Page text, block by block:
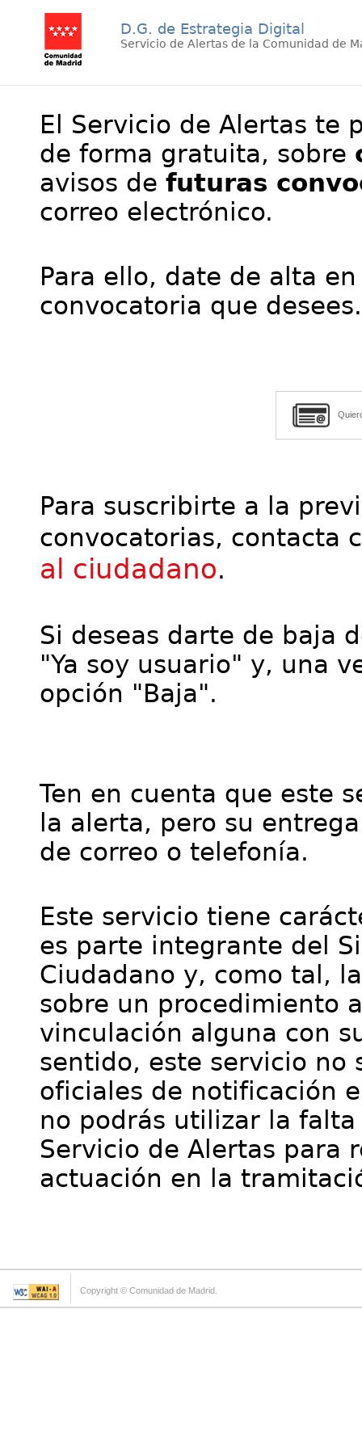
D.G. de Estrategia Digital
Servicio de Alertas de la Comunidad de
El Servicio de Alertas te
de forma gratuita, sobre
avisos de futuras
correo electrónico.
Para ello, date de alta
convocatoria que desees.
Para suscribirte a la
convocatorias, contacta
al ciudadano.
Si deseas darte de baja
"Ya soy usuario" y, una
opción "Baja".
Ten en cuenta que este
la alerta, pero su
de correo o telefonía.
Este servicio tiene
es parte integrante del
Ciudadano y, como tal,
sobre un procedimiento
vinculación alguna con
sentido, este servicio no
oficiales de notificación
no podrás utilizar la
Servicio de Alertas para
actuación en la
Copyright © Comunidad de Madrid.